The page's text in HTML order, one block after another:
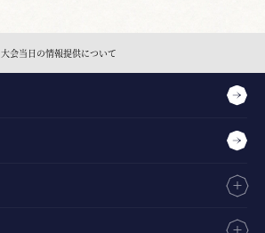
大会当日の情報提供について